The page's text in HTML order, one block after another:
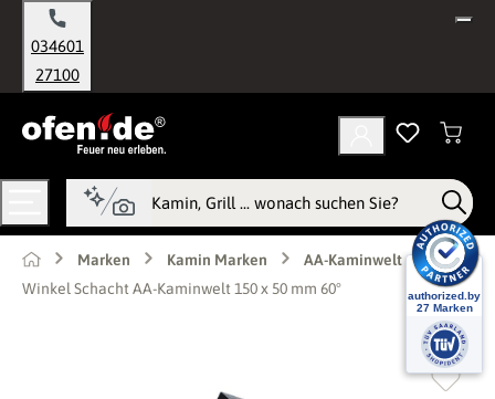
springen
034601
27100
Marken Kamin Marken
AA-Kaminwelt
Winkel Schacht AA-Kaminwelt 150 x 50 mm 60°